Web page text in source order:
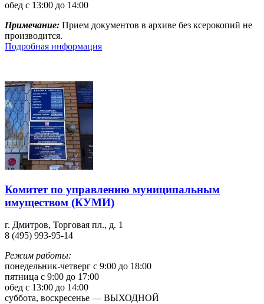
обед с 13:00 до 14:00
Примечание: Прием документов в архиве без ксерокопий не
производится.
Подробная информация
Комитет по управлению муниципальным
имуществом (КУМИ)
г. Дмитров, Торговая пл., д. 1
8 (495) 993-95-14
Режим работы:
понедельник-четверг с 9:00 до 18:00
пятница с 9:00 до 17:00
обед с 13:00 до 14:00
суббота, воскресенье — ВЫХОДНОЙ